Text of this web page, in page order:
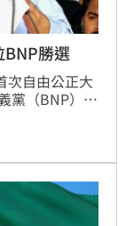
勝選
次自由公正大
黨（BNP）以
重建民主的
啟民主新時
流亡印度，並